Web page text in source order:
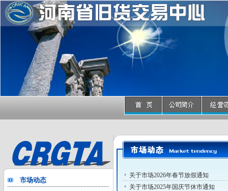
市场动态
关于市场2026年春节放假通知
关于市场2025年国庆节休市通知